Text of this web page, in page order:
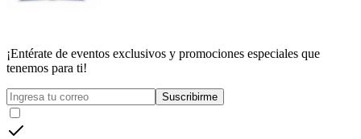
¡Entérate de eventos exclusivos y promociones especiales que
tenemos para ti!
Suscribirme